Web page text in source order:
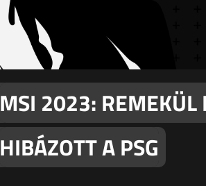
MSI 2023: REMEKÜL
HIBÁZOTT A PSG